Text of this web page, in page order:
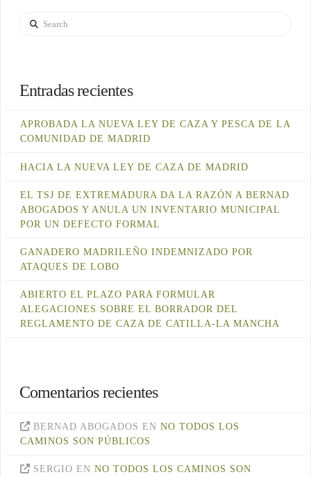
Search
Entradas recientes
APROBADA LA NUEVA LEY DE CAZA Y PESCA DE LA
COMUNIDAD DE MADRID
HACIA LA NUEVA LEY DE CAZA DE MADRID
EL TSJ DE EXTREMADURA DA LA RAZÓN A BERNAD
ABOGADOS Y ANULA UN INVENTARIO MUNICIPAL
POR UN DEFECTO FORMAL
GANADERO MADRILEÑO INDEMNIZADO POR
ATAQUES DE LOBO
ABIERTO EL PLAZO PARA FORMULAR
ALEGACIONES SOBRE EL BORRADOR DEL
REGLAMENTO DE CAZA DE CATILLA-LA MANCHA
Comentarios recientes
BERNAD ABOGADOS EN NO TODOS LOS
CAMINOS SON PÚBLICOS
SERGIO EN NO TODOS LOS CAMINOS SON